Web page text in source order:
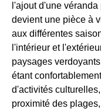
l'ajout d'une
devient une pièce à
aux différentes
l'intérieur et
paysages
étant
d'activités
proximité des